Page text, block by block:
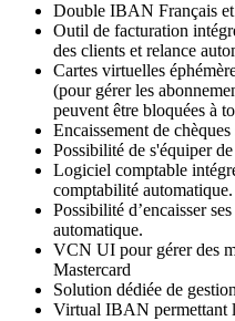
Double IBAN Français
Outil de facturation
des clients et relance
Cartes virtuelles
(pour gérer les
peuvent être bloquées à
Encaissement de
Possibilité de s'équiper
Logiciel comptable
comptabilité automatique.
Possibilité d’encaisser
automatique.
VCN UI pour gérer des
Mastercard
Solution dédiée de
Virtual IBAN permettant